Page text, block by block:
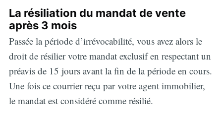
La résiliation du mandat de vente
après 3 mois
Passée la période d’irrévocabilité, vous avez alors le
droit de résilier votre mandat exclusif en respectant un
préavis de 15 jours avant la fin de la période en cours.
Une fois ce courrier reçu par votre agent immobilier,
le mandat est considéré comme résilié.